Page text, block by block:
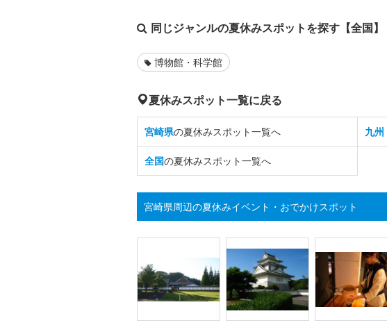
同じジャンルの夏休みスポットを探す【全国】
博物館・科学館
夏休みスポット一覧に戻る
宮崎県の夏休みスポット一覧へ 九州
全国の夏休みスポット一覧へ
宮崎県周辺の夏休みイベント・おでかけスポット